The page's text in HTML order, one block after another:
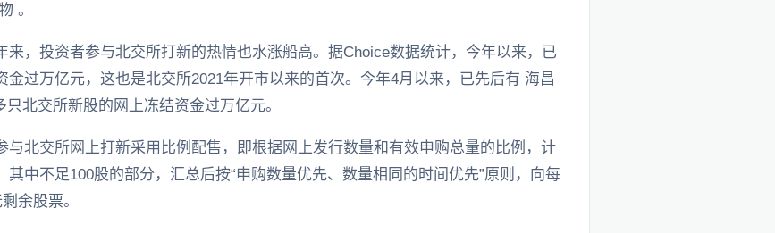
。
来，投资者参与北交所打新的热情也水涨船高。据Choice数据统计，今年以来，已
过万亿元，这也是北交所2021年开市以来的首次。今年4月以来，已先后有 海昌
北交所新股的网上冻结资金过万亿元。
与北交所网上打新采用比例配售，即根据网上发行数量和有效申购总量的比例，计
中不足100股的部分，汇总后按“申购数量优先、数量相同的时间优先”原则，向每
余股票。